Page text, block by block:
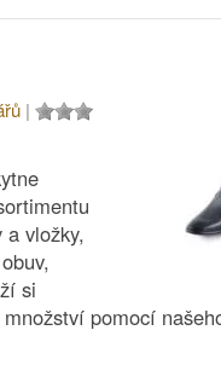
|
a vložky,
si
pomocí